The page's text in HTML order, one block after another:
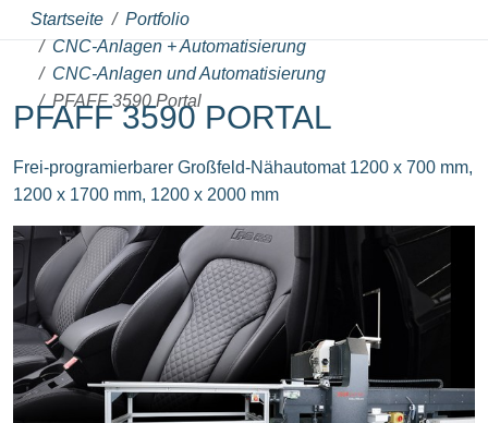
Startseite
Portfolio
CNC-Anlagen + Automatisierung
CNC-Anlagen und Automatisierung
PFAFF 3590 Portal
PFAFF 3590 PORTAL
Frei-programierbarer Großfeld-Nähautomat 1200 x 700 mm,
1200 x 1700 mm, 1200 x 2000 mm